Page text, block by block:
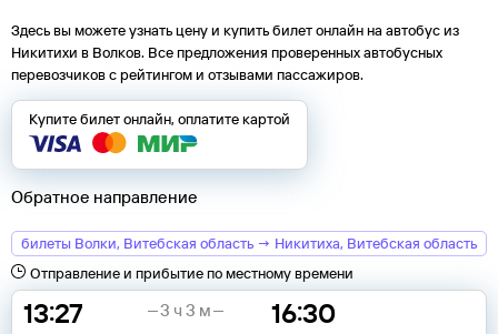
Здесь вы можете узнать цену и купить билет онлайн на автобус из
Никитихи в Волков. Все предложения проверенных автобусных
перевозчиков с рейтингом и отзывами пассажиров.
Купите билет онлайн, оплатите картой
Обратное направление
билеты Волки, Витебская область → Никитиха, Витебская область
Отправление и прибытие по местному времени
13:27 16:30
3 ч 3 м